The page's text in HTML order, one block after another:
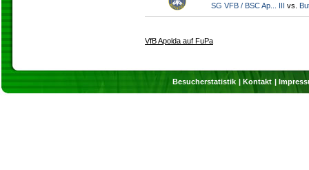
SG VFB / BSC Ap... III
vs.
VfB Apolda auf FuPa
Besucherstatistik Kontakt